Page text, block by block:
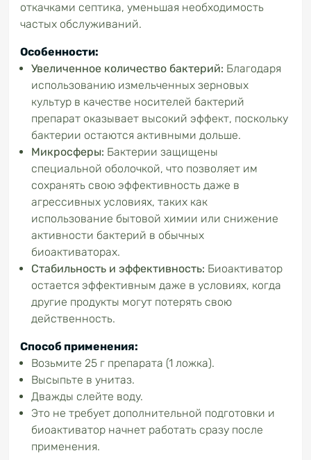
откачками септика, уменьшая необходимость
частых обслуживаний.
Особенности:
Увеличенное количество бактерий: Благодаря
использованию измельченных зерновых
культур в качестве носителей бактерий
препарат оказывает высокий эффект, поскольку
бактерии остаются активными дольше.
Микросферы: Бактерии защищены
специальной оболочкой, что позволяет им
сохранять свою эффективность даже в
агрессивных условиях, таких как
использование бытовой химии или снижение
активности бактерий в обычных
биоактиваторах.
Стабильность и эффективность: Биоактиватор
остается эффективным даже в условиях, когда
другие продукты могут потерять свою
действенность.
Способ применения:
Возьмите 25 г препарата (1 ложка).
Высыпьте в унитаз.
Дважды слейте воду.
Это не требует дополнительной подготовки и
биоактиватор начнет работать сразу после
применения.